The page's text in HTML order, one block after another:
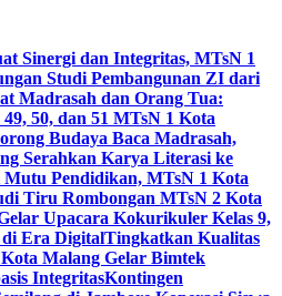
Sinergi dan Integritas, MTsN 1
Studi Pembangunan ZI dari
Madrasah dan Orang Tua:
50, dan 51 MTsN 1 Kota
Budaya Baca Madrasah,
Serahkan Karya Literasi ke
Mutu Pendidikan, MTsN 1 Kota
Tiru Rombongan MTsN 2 Kota
Upacara Kokurikuler Kelas 9,
di Era DigitalTingkatkan Kualitas
Malang Gelar Bimtek
IntegritasKontingen